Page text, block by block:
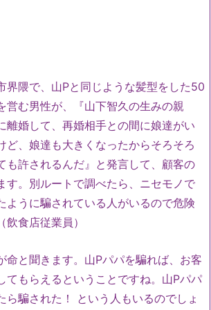
界隈で、山Pと同じような髪型をした50
営む男性が、『山下智久の生みの親
離婚して、再婚相手との間に娘達がい
ど、娘達も大きくなったからそろそろ
も許されるんだ』と発言して、顧客の
す。別ルートで調べたら、ニセモノで
ように騙されている人がいるので危険
食店従業員）
命と聞きます。山Pパパを騙れば、お客
てもらえるということですね。山Pパパ
ら騙された！ という人もいるのでしょ